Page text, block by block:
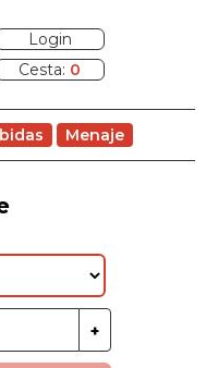
Login
Cesta: 0
Menaje